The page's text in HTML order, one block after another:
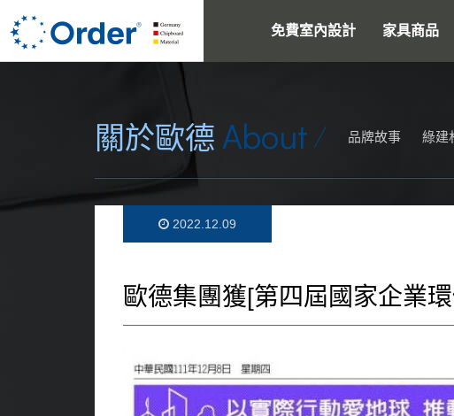
免費室內設計 家具商品
關於歐德 About 品牌故事 綠建
2022.12.09
歐德集團獲[第四屆國家企業